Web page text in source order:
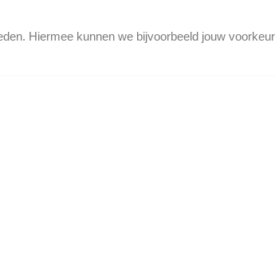
Hiermee kunnen we bijvoorbeeld jouw